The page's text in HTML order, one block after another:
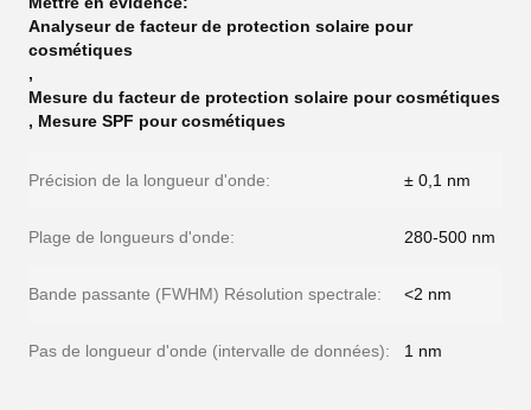
Analyseur de facteur de protection solaire pour
cosmétiques
,
Mesure du facteur de protection solaire pour cosmétiques
, Mesure SPF pour cosmétiques
Précision de la longueur d'onde: ± 0,1 nm
Plage de longueurs d'onde: 280-500 nm
Bande passante (FWHM) Résolution spectrale: <2 nm
Pas de longueur d'onde (intervalle de données): 1 nm